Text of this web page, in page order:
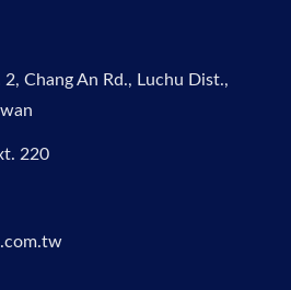
2, Chang An Rd., Luchu Dist.,
220